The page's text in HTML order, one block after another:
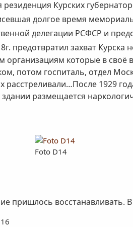
Курских
долгое время
делегации РСФСР и
предотвратил захват Курска
организациям которые в
потом госпиталь, отдел
расстреливали…После 1929
размещается
Foto D14
пришлось восстанавливать.